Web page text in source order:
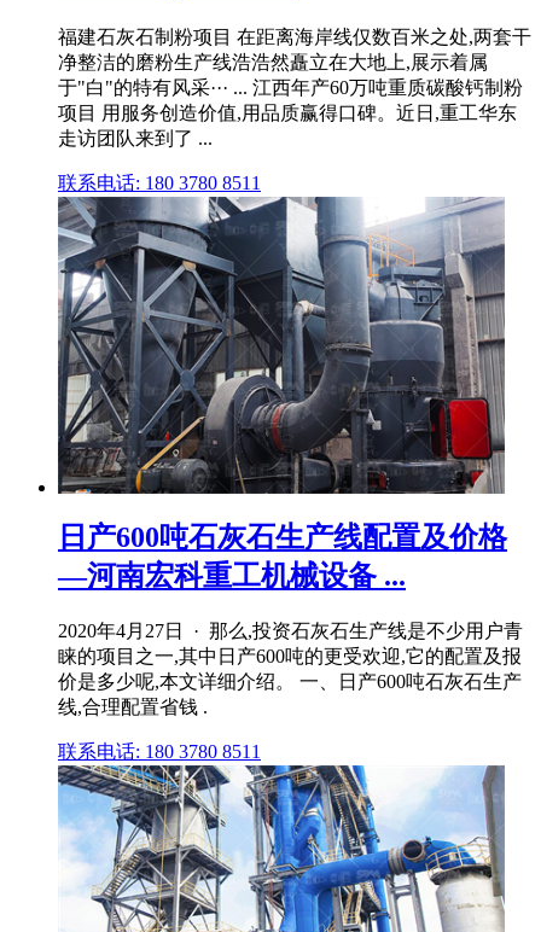
福建石灰石制粉项目 在距离海岸线仅数百米之处,两套干
净整洁的磨粉生产线浩浩然矗立在大地上,展示着属
于"白"的特有风采··· ... 江西年产60万吨重质碳酸钙制粉
项目 用服务创造价值,用品质赢得口碑。近日,重工华东
走访团队来到了 ...
联系电话: 180 3780 8511
日产600吨石灰石生产线配置及价格
—河南宏科重工机械设备 ...
2020年4月27日 · 那么,投资石灰石生产线是不少用户青
睐的项目之一,其中日产600吨的更受欢迎,它的配置及报
价是多少呢,本文详细介绍。 一、日产600吨石灰石生产
线,合理配置省钱 .
联系电话: 180 3780 8511